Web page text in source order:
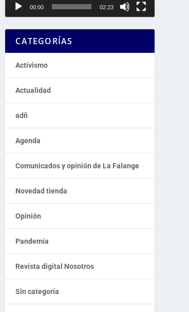
00:00 02:23
CATEGORÍAS
Activismo
Actualidad
adñ
Agenda
Comunicados y opinión de La Falange
Novedad tienda
Opinión
Pandemia
Revista digital Nosotros
Sin categoría